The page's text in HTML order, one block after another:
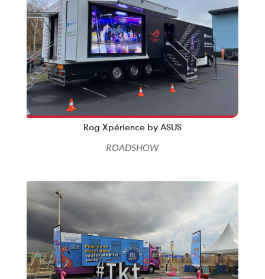
Rog Xpérience by ASUS
ROADSHOW